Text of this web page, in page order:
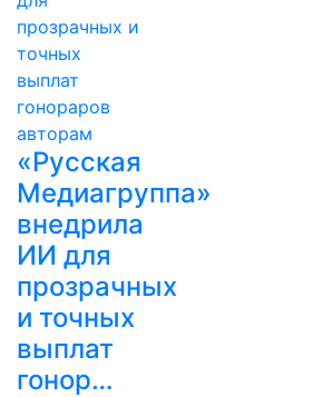
«Русская
Медиагруппа»
внедрила
ИИ для
прозрачных
и точных
выплат
гонор…